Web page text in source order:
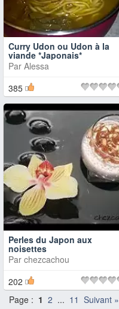
Curry Udon ou Udon à la
viande *Japonais*
Par Alessa
385
Perles du Japon aux
noisettes
Par chezcachou
202
Page : 1 2 ... 11 Suivant »